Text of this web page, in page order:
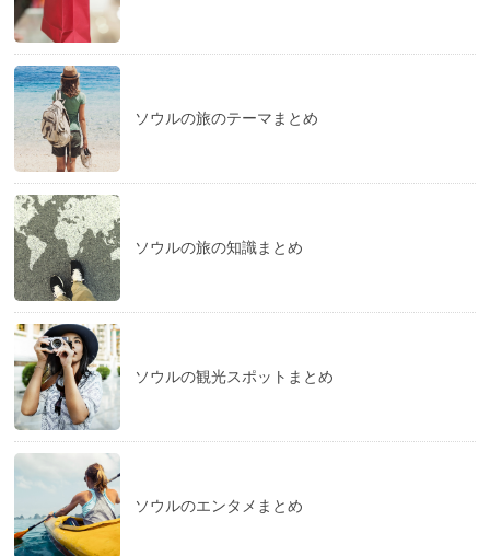
ソウルの旅のテーマまとめ
ソウルの旅の知識まとめ
ソウルの観光スポットまとめ
ソウルのエンタメまとめ